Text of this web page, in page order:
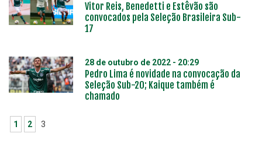
Vitor Reis, Benedetti e Estêvão são
convocados pela Seleção Brasileira Sub-
17
28 de outubro de 2022 - 20:29
Pedro Lima é novidade na convocação da
Seleção Sub-20; Kaique também é
chamado
1 2 3